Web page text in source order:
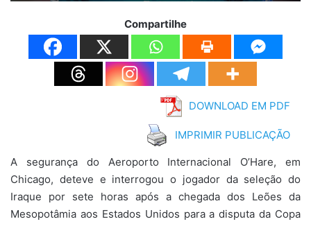
Compartilhe
DOWNLOAD EM PDF
IMPRIMIR PUBLICAÇÃO
A segurança do Aeroporto Internacional O’Hare, em
Chicago, deteve e interrogou o jogador da seleção do
Iraque por sete horas após a chegada dos Leões da
Mesopotâmia aos Estados Unidos para a disputa da Copa